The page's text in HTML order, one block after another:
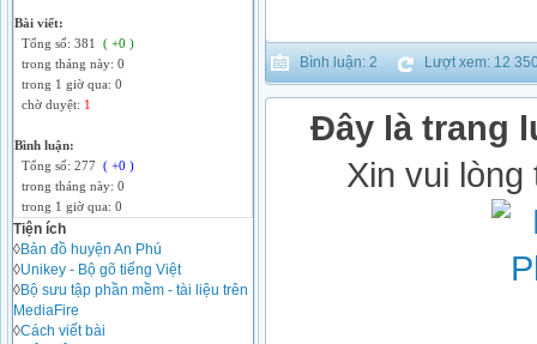
Bài viết:
Tổng số: 381 ( +0 )
trong tháng này: 0
trong 1 giờ qua: 0
chờ duyệt: 1
Bình luận:
Tổng số: 277 ( +0 )
trong tháng này: 0
trong 1 giờ qua: 0
Tiện ích
◊Bản đồ huyện An Phú
◊Unikey - Bộ gõ tiếng Việt
◊Bộ sưu tập phần mềm - tài liệu trên
MediaFire
◊Cách viết bài
Bình luận: 2 Lượt xem: 12
Đây là trang
Xin vui